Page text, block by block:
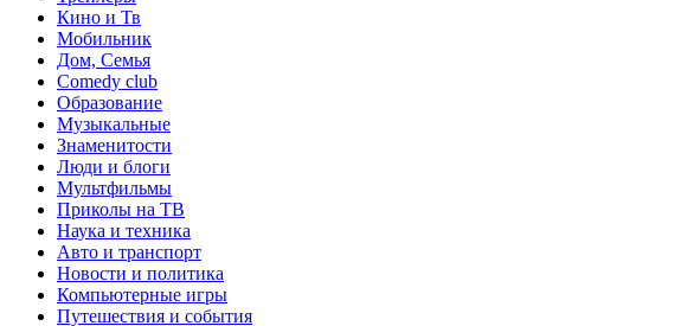
Кино и Тв
Мобильник
Дом, Семья
Comedy club
Образование
Музыкальные
Знаменитости
Люди и блоги
Мультфильмы
Приколы на ТВ
Наука и техника
Авто и транспорт
Новости и политика
Компьютерные игры
Путешествия и события